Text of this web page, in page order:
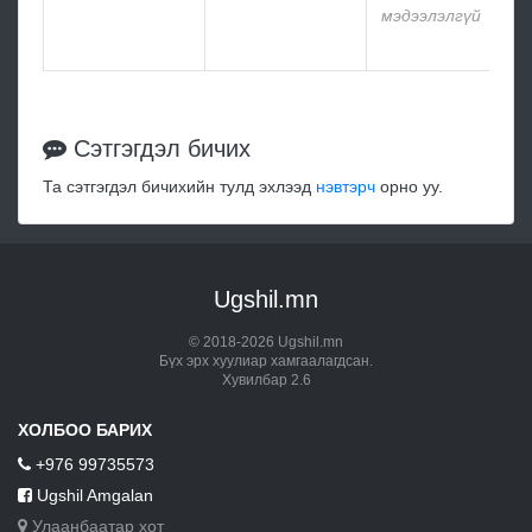
мэдээлэлгүй
Сэтгэгдэл бичих
Та сэтгэгдэл бичихийн тулд эхлээд нэвтэрч орно уу.
Ugshil.mn
© 2018-2026 Ugshil.mn
Бүх эрх хуулиар хамгаалагдсан.
Хувилбар 2.6
ХОЛБОО БАРИХ
+976 99735573
Ugshil Amgalan
Улаанбаатар хот